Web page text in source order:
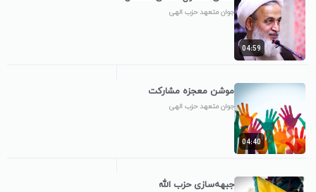
04:59
جوان متعهد حزب الهی
04:40
موشن معجزه مشارکت
جوان متعهد حزب الهی
جبهه‌سازی حزب الله